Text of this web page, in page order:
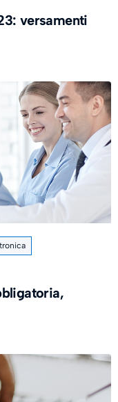
versamenti